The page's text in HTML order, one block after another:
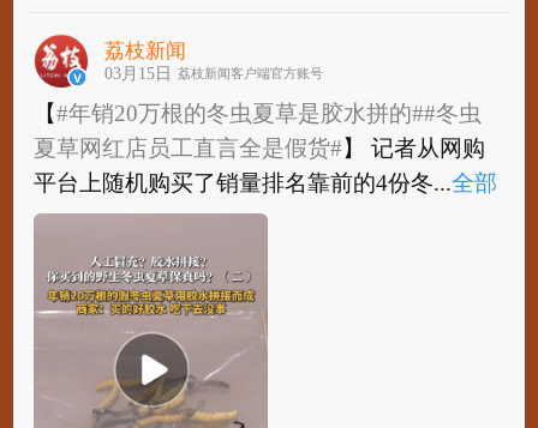
荔枝新闻
03月15日 荔枝新闻客户端官方账号
【#年销20万根的冬虫夏草是胶水拼的##冬虫
夏草网红店员工直言全是假货#】 记者从网购
平台上随机购买了销量排名靠前的4份冬...全部
【#年销20万根的冬虫夏草是胶水拼的#
夏草网红店员工直言全是假货#
平台上随机购买了销量排名靠前的4份冬虫...
部